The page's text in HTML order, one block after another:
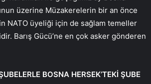
üzerine Müzakerelerin bir an önce
NATO üyeliği için de sağlam temeller
Barış Gücü’ne en çok asker gönderen
BOSNA HERSEK’TEKİ ŞUBE